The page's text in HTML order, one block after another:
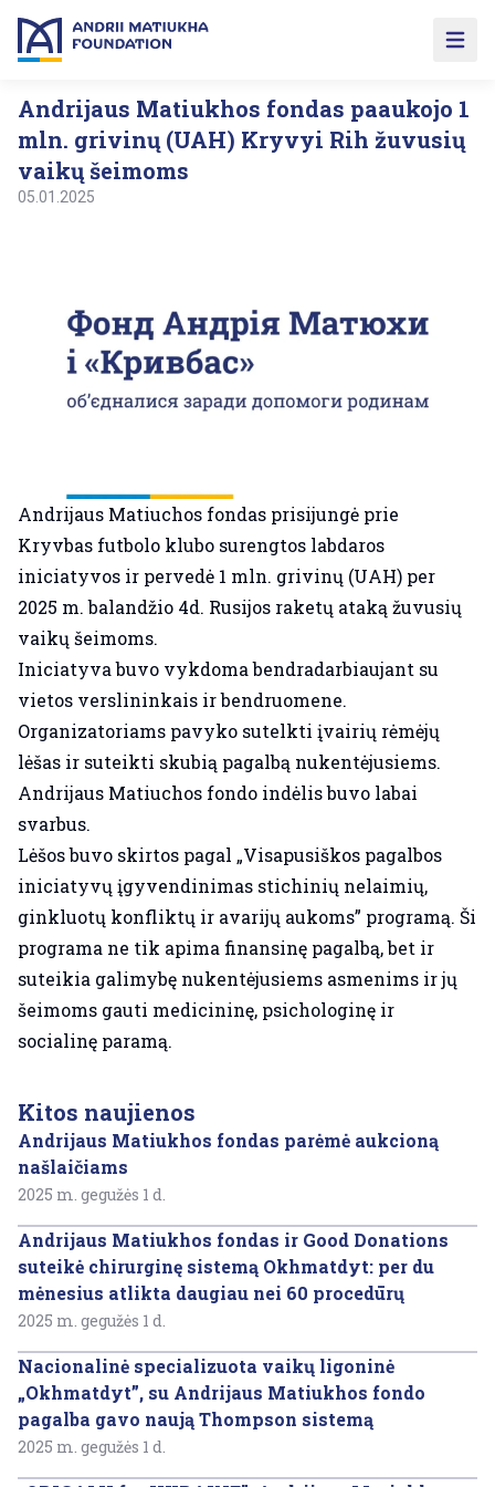
Open
Andrijaus Matiukhos fondas paaukojo 1
mln. grivinų (UAH) Kryvyi Rih žuvusių
vaikų šeimoms
05.01.2025
Andrijaus Matiuchos fondas prisijungė prie
Kryvbas futbolo klubo surengtos labdaros
iniciatyvos ir pervedė 1 mln. grivinų (UAH) per
2025 m. balandžio 4d. Rusijos raketų ataką žuvusių
vaikų šeimoms.
Iniciatyva buvo vykdoma bendradarbiaujant su
vietos verslininkais ir bendruomene.
Organizatoriams pavyko sutelkti įvairių rėmėjų
lėšas ir suteikti skubią pagalbą nukentėjusiems.
Andrijaus Matiuchos fondo indėlis buvo labai
svarbus.
Lėšos buvo skirtos pagal „Visapusiškos pagalbos
iniciatyvų įgyvendinimas stichinių nelaimių,
ginkluotų konfliktų ir avarijų aukoms” programą. Ši
programa ne tik apima finansinę pagalbą, bet ir
suteikia galimybę nukentėjusiems asmenims ir jų
šeimoms gauti medicininę, psichologinę ir
socialinę paramą.
Kitos naujienos
Andrijaus Matiukhos fondas parėmė aukcioną
našlaičiams
2025 m. gegužės 1 d.
Andrijaus Matiukhos fondas ir Good Donations
suteikė chirurginę sistemą Okhmatdyt: per du
mėnesius atlikta daugiau nei 60 procedūrų
2025 m. gegužės 1 d.
Nacionalinė specializuota vaikų ligoninė
„Okhmatdyt”, su Andrijaus Matiukhos fondo
pagalba gavo naują Thompson sistemą
2025 m. gegužės 1 d.